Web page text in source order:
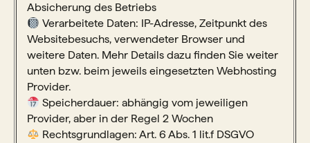
Absicherung des Betriebs
Verarbeitete Daten: IP-Adresse, Zeitpunkt des
Websitebesuchs, verwendeter Browser und
weitere Daten. Mehr Details dazu finden Sie weiter
unten bzw. beim jeweils eingesetzten Webhosting
Provider.
Speicherdauer: abhängig vom jeweiligen
Provider, aber in der Regel 2 Wochen
Rechtsgrundlagen: Art. 6 Abs. 1 lit.f DSGVO